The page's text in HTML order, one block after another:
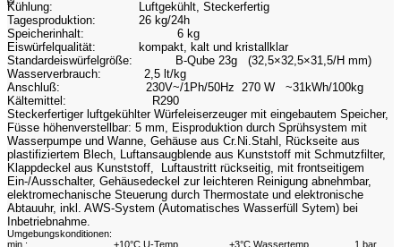
Kühlung:
Luftgekühlt, Steckerfertig
Tagesproduktion:
26 kg/24h
Speicherinhalt:
6 kg
Eiswürfelqualität:
kompakt, kalt und kristallklar
Standardeiswürfelgröße:
B-Qube 23g (32,5×32,5×31,5/H mm)
Wasserverbrauch:
2,5 lt/kg
Anschluß:
230V~/1Ph/50Hz 270 W ~31kWh/100kg
Kältemittel:
R290
Steckerfertiger luftgekühlter Würfeleiserzeuger mit eingebautem Speicher,
Füsse höhenverstellbar: 5 mm, Eisproduktion durch Sprühsystem mit
Wasserpumpe und Wanne, Gehäuse aus Cr.Ni.Stahl, Rückseite aus
plastifiziertem Blech, Luftansaugblende aus Kunststoff mit Schmutzfilter,
Klappdeckel aus Kunststoff, Luftaustritt rückseitig, mit frontseitigem
Ein-/Ausschalter, Gehäusedeckel zur leichteren Reinigung abnehmbar,
elektromechanische Steuerung durch Thermostate und elektronische
Abtauuhr, inkl. AWS-System (Automatisches Wasserfüll Sytem) bei
Inbetriebnahme.
Umgebungskonditionen:
min.:
+10°C U-Temp. +3°C Wassertemp.
1 bar